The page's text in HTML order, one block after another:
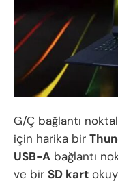
G/Ç bağlantı
için harika bir
USB-A bağlantı
ve bir SD kart